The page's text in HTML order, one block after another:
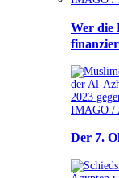
Wer die
Der 7.